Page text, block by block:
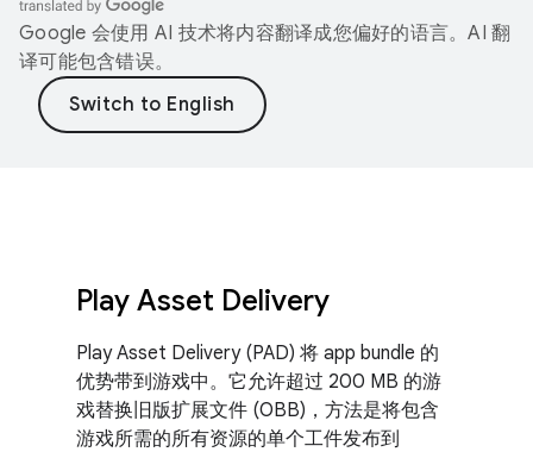
Google 会使用 AI 技术将内容翻译成您偏好的语言。AI 翻
译可能包含错误。
Play Asset Delivery
Play Asset Delivery (PAD) 将 app bundle 的
优势带到游戏中。 它允许超过 200 MB 的游
戏替换旧版扩展文件 (OBB)，方法是将包含
游戏所需的所有资源的单个工件发布到